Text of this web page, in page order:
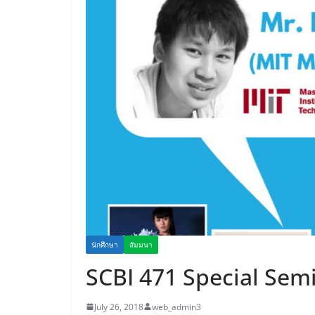
นักศึกษา สัมมนา
SCBI 471 Special
July 26, 2018 web_admin3